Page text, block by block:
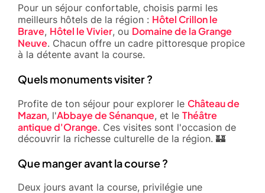
Pour un séjour confortable, choisis parmi les
meilleurs hôtels de la région : Hôtel Crillon le
Brave, Hôtel le Vivier, ou Domaine de la Grange
Neuve. Chacun offre un cadre pittoresque propice
à la détente avant la course.
Quels monuments visiter ?
Profite de ton séjour pour explorer le Château de
Mazan, l'Abbaye de Sénanque, et le Théâtre
antique d'Orange. Ces visites sont l'occasion de
découvrir la richesse culturelle de la région. 🏰
Que manger avant la course ?
Deux jours avant la course, privilégie une